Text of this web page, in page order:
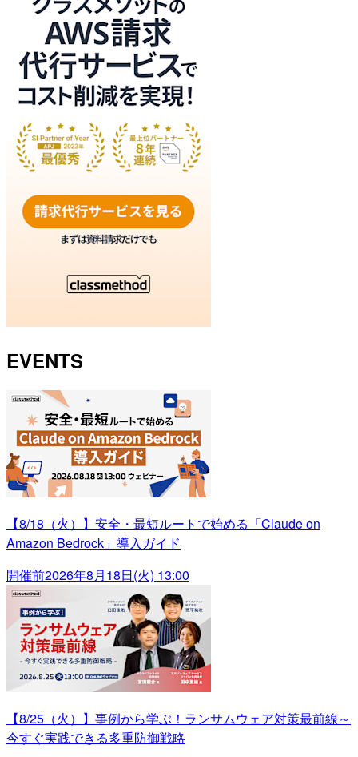
EVENTS
【8/18（火）】安全・最短ルートで始める「Claude on
Amazon Bedrock」導入ガイド
開催前2026年8月18日(火) 13:00
【8/25（火）】事例から学ぶ！ランサムウェア対策最前線～
今すぐ実践できる多重防御戦略